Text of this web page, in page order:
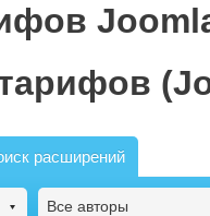
расширений
Все авторы